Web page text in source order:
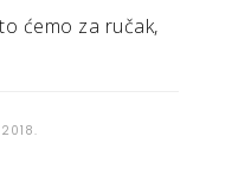
ćemo za ručak,